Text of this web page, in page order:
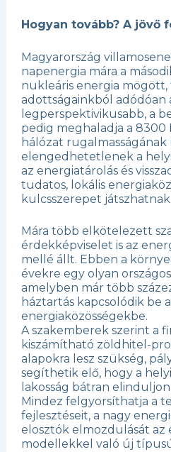
Hogyan tovább? A jövő
Magyarország
napenergia mára a
nukleáris energia mögött,
adottságainkból adódóan
legperspektivikusabb, a
pedig meghaladja a 8300
hálózat
elengedhetetlenek a
az energiatárolás és
tudatos, lokális
kulcsszerepet játszhatnak.
Mára több elkötelezett
érdekképviselet is az
mellé állt. Ebben a
évekre egy olyan
amelyben már több
háztartás kapcsolódik be
energiaközösségekbe.
A szakemberek szerint a
kiszámítható zöldhitel-
alapokra lesz szükség,
segíthetik elő, hogy a
lakosság bátran
Mindez felgyorsíthatja a
fejlesztéseit, a nagy
elosztók elmozdulását az
modellekkel való új